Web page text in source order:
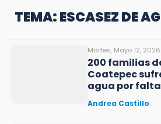
TEMA: ESCASEZ DE
Martes, Mayo 12, 2026
200 familias
Coatepec
agua por falta
Andrea Castillo